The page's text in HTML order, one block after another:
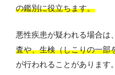
の鑑別に役立ちます。
悪性疾患が疑われる場合は、
査や、生検（しこりの一部
が行われることがあります。